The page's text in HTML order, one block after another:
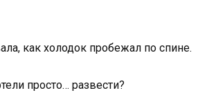
как холодок пробежал по спине.
просто… развести?